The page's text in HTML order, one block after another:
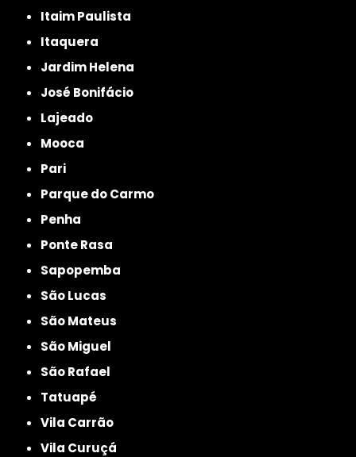
Itaim Paulista
Itaquera
Jardim Helena
José Bonifácio
Lajeado
Mooca
Pari
Parque do Carmo
Penha
Ponte Rasa
Sapopemba
São Lucas
São Mateus
São Miguel
São Rafael
Tatuapé
Vila Carrão
Vila Curuçá